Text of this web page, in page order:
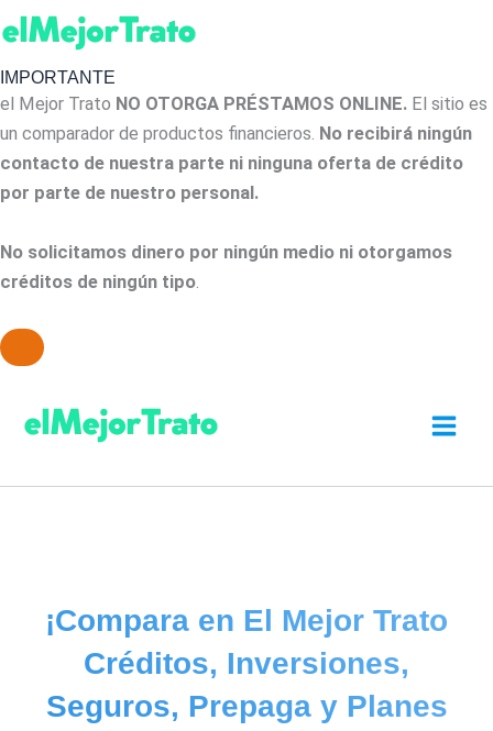
IMPORTANTE
el Mejor Trato NO OTORGA PRÉSTAMOS ONLINE. El sitio es
un comparador de productos financieros. No recibirá ningún
contacto de nuestra parte ni ninguna oferta de crédito
por parte de nuestro personal.
No solicitamos dinero por ningún medio ni otorgamos
créditos de ningún tipo.
contenido
¡Compara en El Mejor Trato
Créditos, Inversiones,
Seguros, Prepaga y Planes